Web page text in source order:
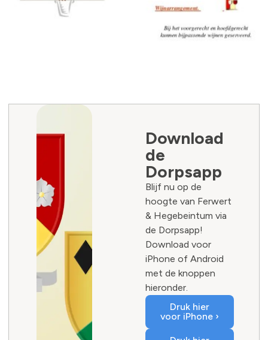
Download
de
Dorpsapp
Blijf nu op de
hoogte van Ferwert
& Hegebeintum via
de Dorpsapp!
Download voor
iPhone of Android
met de knoppen
hieronder.
Druk hier
voor iPhone ›